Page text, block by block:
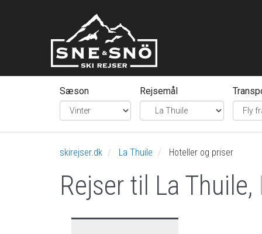
Sæson Rejsemål
skirejser.dk La Thuile Hoteller og priser
Rejser til La Thuile,